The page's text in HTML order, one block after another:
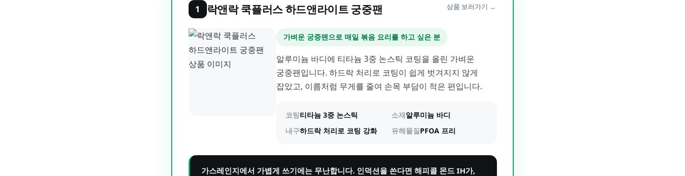
1 락앤락 쿡플러스 하드앤라이트 궁중팬 상품 보러가기 →
가벼운 궁중팬으로 매일 볶음 요리를 하고 싶은 분
알루미늄 바디에 티타늄 3중 논스틱 코팅을 올린 가벼운
궁중팬입니다. 하드락 처리로 코팅이 쉽게 벗겨지지 않게
잡았고, 이름처럼 무게를 줄여 손목 부담이 적은 편입니다.
코팅티타늄 3중 논스틱 소재알루미늄 바디
내구하드락 처리로 코팅 강화 유해물질PFOA 프리
가스레인지에서 가볍게 쓰기에는 무난합니다. 인덕션을 쓴다면 해피콜 몬드 IH가,